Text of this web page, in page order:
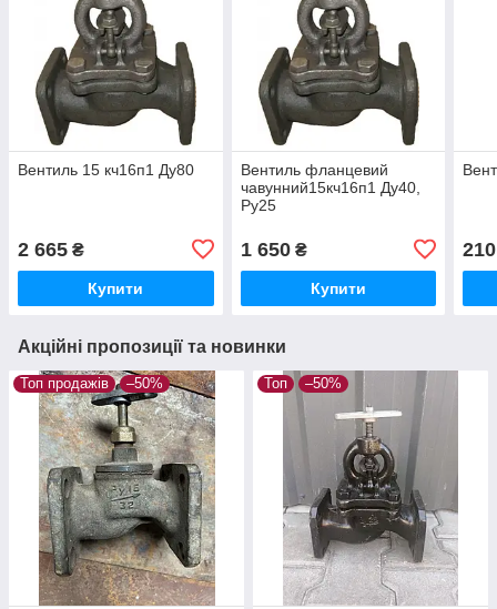
Вентиль 15 кч16п1 Ду80
2 665 ₴
Купити
Вентиль фланцевий
чавунний15кч16п1 Ду40,
Ру25
1 650₴
Купити
210
Акційні пропозиції та новинки
Топ продажів –50% Топ –50%